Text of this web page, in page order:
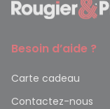
Besoin d’aide ?
Carte cadeau
Contactez-nous